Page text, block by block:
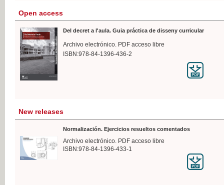
Open access
Del decret a l'aula. Guia práctica de disseny curricular
Archivo electrónico. PDF acceso libre
ISBN:978-84-1396-436-2
New releases
Normalización. Ejercicios resueltos comentados
Archivo electrónico. PDF acceso libre
ISBN:978-84-1396-433-1